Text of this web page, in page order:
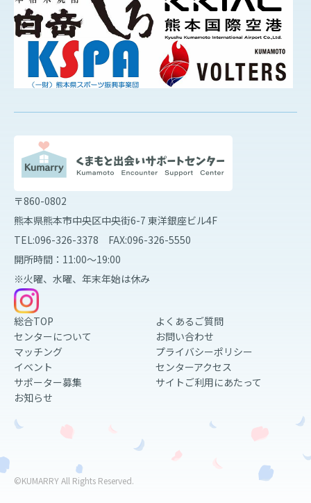
〒860-0802
熊本県熊本市中央区中央街6-7 東洋銀座ビル4F
TEL:096-326-3378 FAX:096-326-5550
開所時間：11:00～19:00
※火曜、水曜、年末年始は休み
総合TOP
よくあるご質問
センターについて
お問い合わせ
マッチング
プライバシーポリシー
イベント
センターアクセス
サポーター募集
サイトご利用にあたって
お知らせ
©KUMARRY All Rights Reserved.